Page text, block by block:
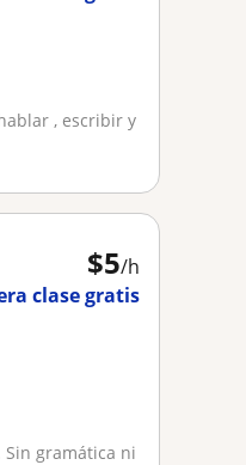
, escribir y
$5/h
clase gratis
Sin gramática ni